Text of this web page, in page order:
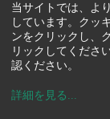
当サイトでは、よ
しています。クッ
ンをクリックし、
リックしてくださ
認ください。
詳細を見る ...